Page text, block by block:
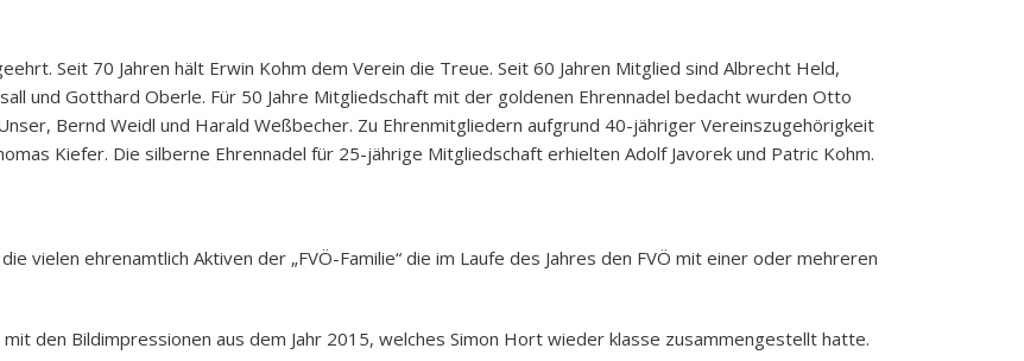
Seit 70 Jahren hält Erwin Kohm dem Verein die Treue. Seit 60 Jahren Mitglied sind Albrecht Held,
und Gotthard Oberle. Für 50 Jahre Mitgliedschaft mit der goldenen Ehrennadel bedacht wurden Otto
Bernd Weidl und Harald Weßbecher. Zu Ehrenmitgliedern aufgrund 40-jähriger Vereinszugehörigkeit
Kiefer. Die silberne Ehrennadel für 25-jährige Mitgliedschaft erhielten Adolf Javorek und Patric Kohm.
vielen ehrenamtlich Aktiven der „FVÖ-Familie“ die im Laufe des Jahres den FVÖ mit einer oder mehreren
den Bildimpressionen aus dem Jahr 2015, welches Simon Hort wieder klasse zusammengestellt hatte.